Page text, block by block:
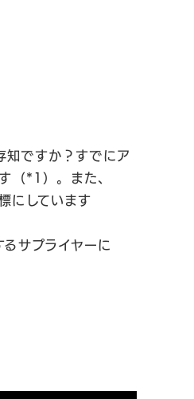
知ですか？すでにア
（*1）。また、
にしています
サプライヤーに